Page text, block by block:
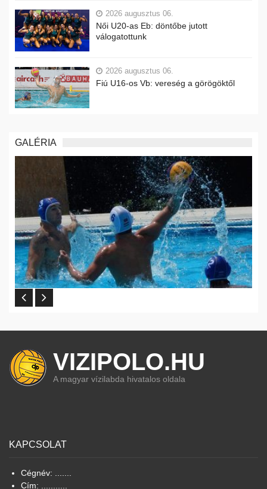
2026 augusztus 06.
Női U20-as Eb: döntőbe jutott
válogatottunk
2026 augusztus 06.
Fiú U16-os Vb: vereség a görögöktől
GALÉRIA
VIZIPOLO.HU
A magyar vízilabda hivatalos oldala
KAPCSOLAT
Cégnév: .......
Cím: ...........